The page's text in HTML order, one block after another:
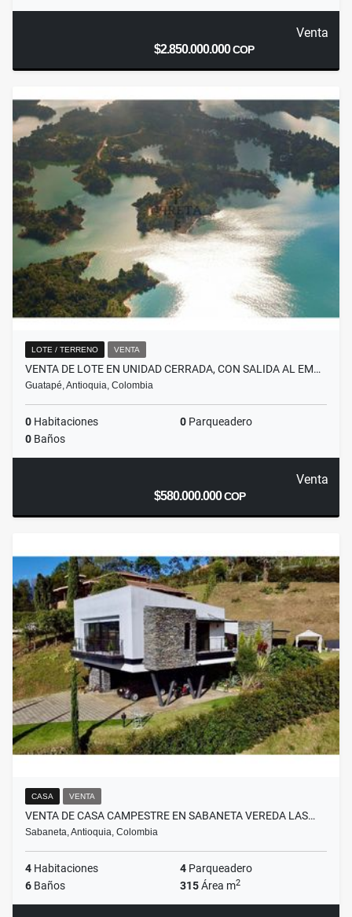
Venta
$2.850.000.000COP
LOTE / TERRENO VENTA
VENTA DE LOTE EN UNIDAD CERRADA, CON SALIDA AL EM…
Guatapé, Antioquia, Colombia
0 Habitaciones 0 Parqueadero
0 Baños
Venta
$580.000.000COP
CASA VENTA
VENTA DE CASA CAMPESTRE EN SABANETA VEREDA LAS…
Sabaneta, Antioquia, Colombia
4 Habitaciones 4 Parqueadero
6 Baños 315Área m2